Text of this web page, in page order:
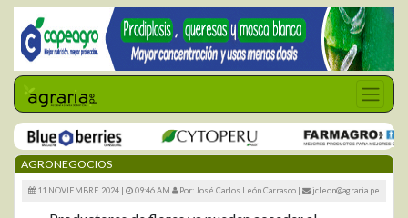
AGRONEGOCIOS
11 NOVIEMBRE 2024 | 09:46 AM Por: José Carlos León Carrasco | jcleon@agraria.pe